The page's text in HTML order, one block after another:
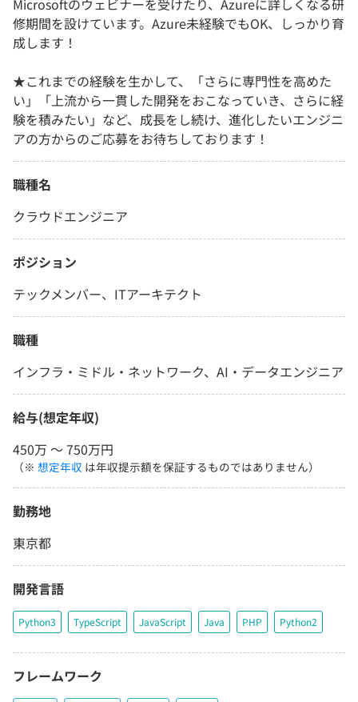
Microsoftのウェビナーを受けたり、Azureに詳しくなる研
修期間を設けています。Azure未経験でもOK、しっかり育
成します！
★これまでの経験を生かして、「さらに専門性を高めた
い」「上流から一貫した開発をおこなっていき、さらに経
験を積みたい」など、成長をし続け、進化したいエンジニ
アの方からのご応募をお待ちしております！
職種名
クラウドエンジニア
ポジション
テックメンバー、ITアーキテクト
職種
インフラ・ミドル・ネットワーク、AI・データエンジニア
給与(想定年収)
450万 〜 750万円
（※ 想定年収 は年収提示額を保証するものではありません）
勤務地
東京都
開発言語
Python3 TypeScript JavaScript Java PHP Python2
フレームワーク